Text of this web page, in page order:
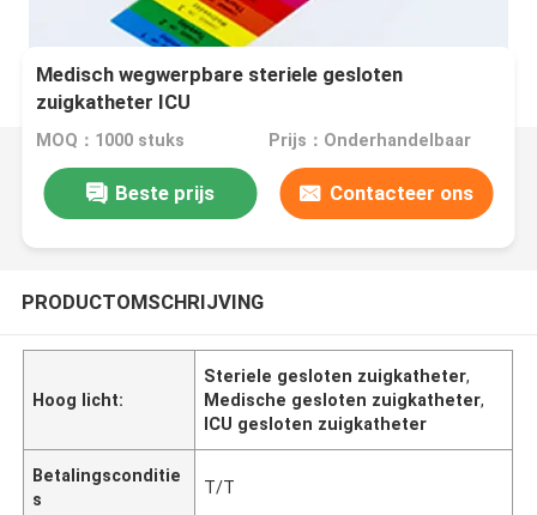
Medisch wegwerpbare steriele gesloten
zuigkatheter ICU
MOQ：1000 stuks Prijs：Onderhandelbaar
Beste prijs Contacteer ons
PRODUCTOMSCHRIJVING
Hoog licht:
Steriele gesloten zuigkatheter,
Medische gesloten zuigkatheter,
ICU gesloten zuigkatheter
Betalingsconditie
s
T/T